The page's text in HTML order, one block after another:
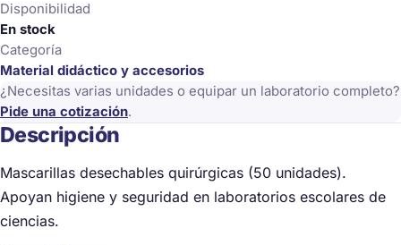
Disponibilidad
En stock
Categoría
Material didáctico y accesorios
¿Necesitas varias unidades o equipar un laboratorio completo?
Pide una cotización.
Descripción
Mascarillas desechables quirúrgicas (50 unidades).
Apoyan higiene y seguridad en laboratorios escolares de
ciencias.